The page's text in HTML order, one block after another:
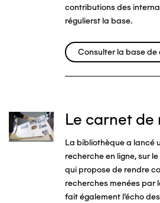
contributions des
régulierst la base.
Consulter la base de
Image Le carnet de
La bibliothèque a lancé
recherche en ligne, sur le
qui propose de rendre
recherches menées par
fait également l'écho